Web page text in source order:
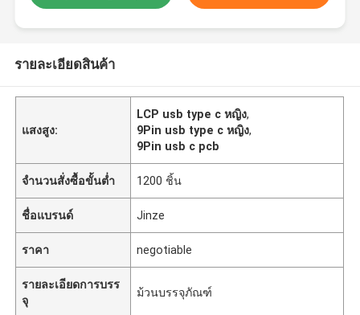
รายละเอียดสินค้า
แสงสูง:
LCP usb type c หญิง,
9Pin usb type c หญิง,
9Pin usb c pcb
จำนวนสั่งซื้อขั้นต่ำ 1200 ชิ้น
ชื่อแบรนด์ Jinze
ราคา negotiable
รายละเอียดการบรร
จุ
ม้วนบรรจุภัณฑ์